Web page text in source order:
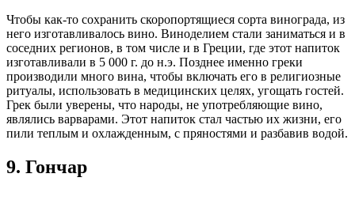
Чтобы как-то сохранить скоропортящиеся сорта винограда, из
него изготавливалось вино. Виноделием стали заниматься и в
соседних регионов, в том числе и в Греции, где этот напиток
изготавливали в 5 000 г. до н.э. Позднее именно греки
производили много вина, чтобы включать его в религиозные
ритуалы, использовать в медицинских целях, угощать гостей.
Грек были уверены, что народы, не употребляющие вино,
являлись варварами. Этот напиток стал частью их жизни, его
пили теплым и охлажденным, с пряностями и разбавив водой.
9. Гончар